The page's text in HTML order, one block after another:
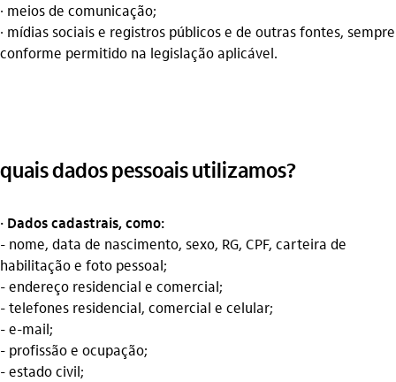
· meios de comunicação;
· mídias sociais e registros públicos e de outras fontes, sempre
conforme permitido na legislação aplicável.
quais dados pessoais utilizamos?
· Dados cadastrais, como:
- nome, data de nascimento, sexo, RG, CPF, carteira de
habilitação e foto pessoal;
- endereço residencial e comercial;
- telefones residencial, comercial e celular;
- e-mail;
- profissão e ocupação;
- estado civil;